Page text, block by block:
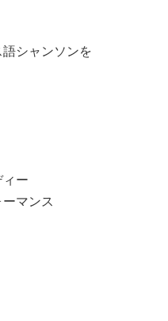
シャンソンを
ー
マンス